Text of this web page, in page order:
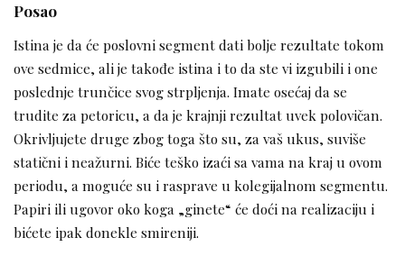
Posao
Istina je da će poslovni segment dati bolje rezultate tokom
ove sedmice, ali je takođe istina i to da ste vi izgubili i one
poslednje trunčice svog strpljenja. Imate osećaj da se
trudite za petoricu, a da je krajnji rezultat uvek polovičan.
Okrivljujete druge zbog toga što su, za vaš ukus, suviše
statični i neažurni. Biće teško izaći sa vama na kraj u ovom
periodu, a moguće su i rasprave u kolegijalnom segmentu.
Papiri ili ugovor oko koga „ginete“ će doći na realizaciju i
bićete ipak donekle smireniji.